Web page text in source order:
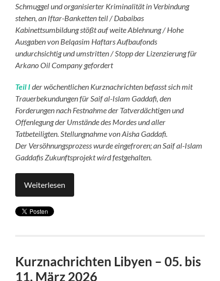
Schmuggel und organisierter Kriminalität in Verbindung
stehen, an Iftar-Banketten teil / Dabaibas
Kabinettsumbildung stößt auf weite Ablehnung / Hohe
Ausgaben von Belqasim Haftars Aufbaufonds
undurchsichtig und umstritten / Stopp der Lizenzierung für
Arkano Oil Company gefordert
Teil Ider wöchentlichen Kurznachrichten befasst sich mit
Trauerbekundungen für Saif al-Islam Gaddafi, den
Forderungen nach Festnahme der Tatverdächtigen und
Offenlegung der Umstände des Mordes und aller
Tatbeteiligten. Stellungnahme von Aisha Gaddafi.
Der Versöhnungsprozess wurde eingefroren; an Saif al-Islam
Gaddafis Zukunftsprojekt wird festgehalten.
Weiterlesen
Kurznachrichten Libyen – 05. bis
11. März 2026